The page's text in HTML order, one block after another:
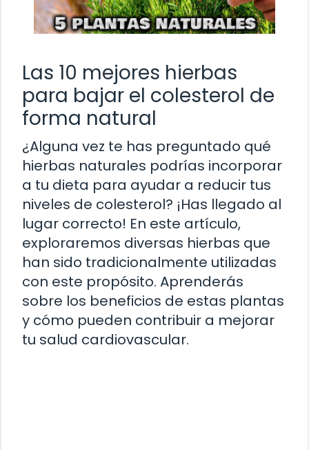
Las 10 mejores hierbas
para bajar el colesterol de
forma natural
¿Alguna vez te has preguntado qué
hierbas naturales podrías incorporar
a tu dieta para ayudar a reducir tus
niveles de colesterol? ¡Has llegado al
lugar correcto! En este artículo,
exploraremos diversas hierbas que
han sido tradicionalmente utilizadas
con este propósito. Aprenderás
sobre los beneficios de estas plantas
y cómo pueden contribuir a mejorar
tu salud cardiovascular.